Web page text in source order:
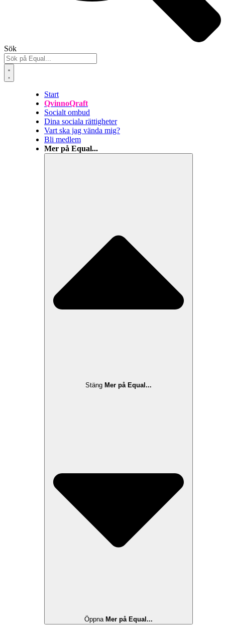
Sök
Start
QvinnoQraft
Socialt ombud
Dina sociala rättigheter
Vart ska jag vända mig?
Bli medlem
Mer på Equal...
Stäng Mer på Equal...
Öppna Mer på Equal...